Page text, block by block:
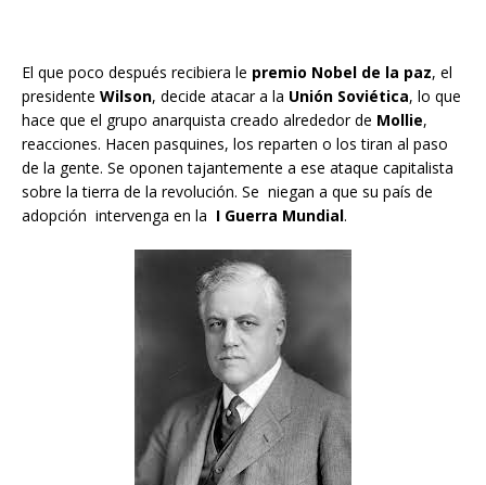
El que poco después recibiera le premio Nobel de la paz, el
presidente Wilson, decide atacar a la Unión Soviética, lo que
hace que el grupo anarquista creado alrededor de Mollie,
reacciones. Hacen pasquines, los reparten o los tiran al paso
de la gente. Se oponen tajantemente a ese ataque capitalista
sobre la tierra de la revolución. Se niegan a que su país de
adopción intervenga en la I Guerra Mundial.